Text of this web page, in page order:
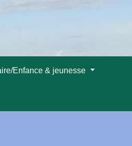
Enfance & jeunesse